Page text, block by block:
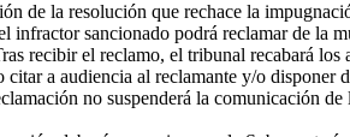
la resolución que rechace la
sancionado podrá reclamar de la
recibir el reclamo, el tribunal recabará
a audiencia al reclamante y/o
no suspenderá la comunicación